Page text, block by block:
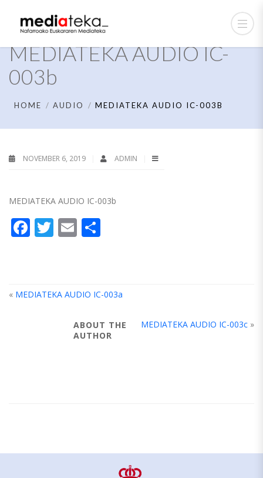
MEDIATEKA AUDIO IC-
003b
HOME AUDIO MEDIATEKA AUDIO IC-003B
NOVEMBER 6, 2019 ADMIN
MEDIATEKA AUDIO IC-003b
Facebook
Twitter
Email
« MEDIATEKA AUDIO IC-003a
MEDIATEKA AUDIO IC-003c »
ABOUT THE
AUTHOR